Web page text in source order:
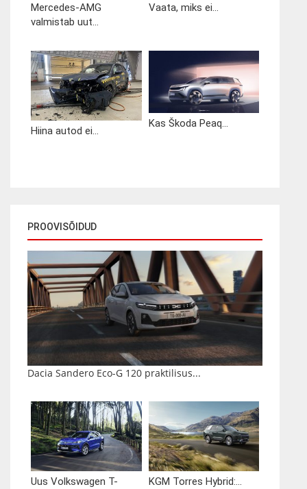
Mercedes-AMG
valmistab uut...
Vaata, miks ei...
Hiina autod ei...
Kas Škoda Peaq...
PROOVISÕIDUD
Dacia Sandero Eco-G 120 praktilisus...
Uus Volkswagen T-
KGM Torres Hybrid:...